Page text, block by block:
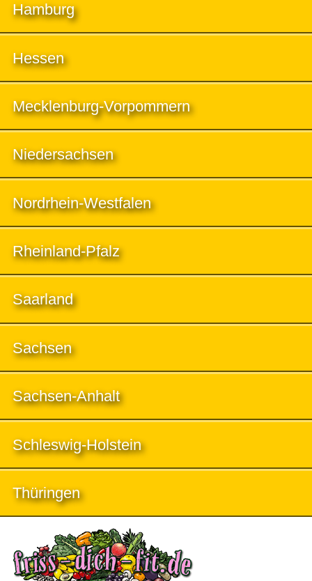
Hamburg
Hessen
Mecklenburg-Vorpommern
Niedersachsen
Nordrhein-Westfalen
Rheinland-Pfalz
Saarland
Sachsen
Sachsen-Anhalt
Schleswig-Holstein
Thüringen